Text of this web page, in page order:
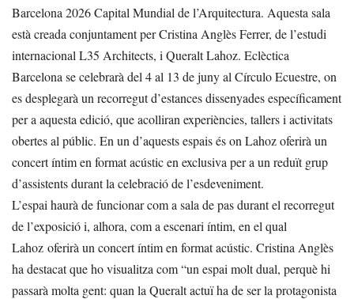
Barcelona 2026 Capital Mundial de l’Arquitectura. Aquesta sala
està creada conjuntament per Cristina Anglès Ferrer, de l’estudi
internacional L35 Architects, i Queralt Lahoz. Eclèctica
Barcelona se celebrarà del 4 al 13 de juny al Círculo Ecuestre, on
es desplegarà un recorregut d’estances dissenyades específicament
per a aquesta edició, que acolliran experiències, tallers i activitats
obertes al públic. En un d’aquests espais és on Lahoz oferirà un
concert íntim en format acústic en exclusiva per a un reduït grup
d’assistents durant la celebració de l’esdeveniment.
L’espai haurà de funcionar com a sala de pas durant el recorregut
de l’exposició i, alhora, com a escenari íntim, en el qual
Lahoz oferirà un concert íntim en format acústic. Cristina Anglès
ha destacat que ho visualitza com “un espai molt dual, perquè hi
passarà molta gent: quan la Queralt actuï ha de ser la protagonista